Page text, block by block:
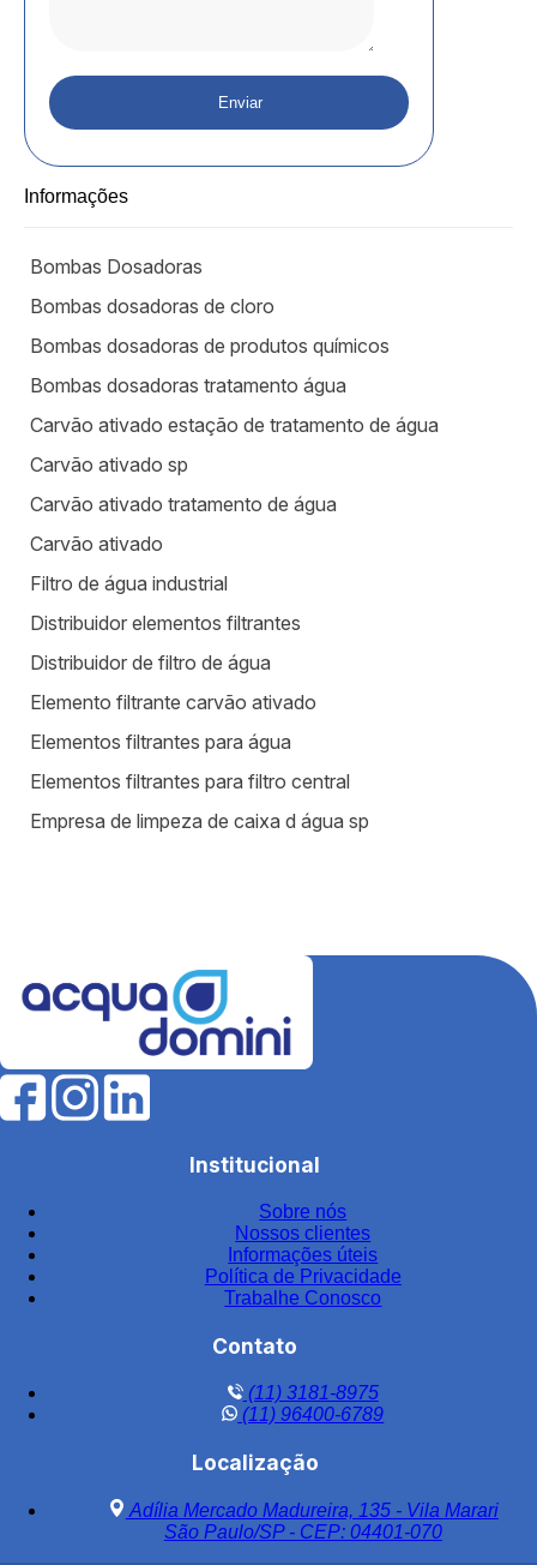
Informações
Bombas Dosadoras
Bombas dosadoras de cloro
Bombas dosadoras de produtos químicos
Bombas dosadoras tratamento água
Carvão ativado estação de tratamento de água
Carvão ativado sp
Carvão ativado tratamento de água
Carvão ativado
Filtro de água industrial
Distribuidor elementos filtrantes
Distribuidor de filtro de água
Elemento filtrante carvão ativado
Elementos filtrantes para água
Elementos filtrantes para filtro central
Empresa de limpeza de caixa d água sp
Fábrica de filtros para tratamento de água
Fabricantes de elementos filtrantes
Filtro de água para indústria
Filtro de água industrial
Filtro de carvão ativado para água
Filtro de carvão ativado industrial
Filtro de carvão ativado para tratamento de água
Filtro de carvão preço
Filtro central de água
Filtro central de água em aço inox
Filtro central de água inox
Filtro central de água potável aço inox
Institucional
Sobre nós
Nossos clientes
Informações úteis
Política de Privacidade
Trabalhe Conosco
Contato
(11) 3181-8975
(11) 96400-6789
Localização
Adília Mercado Madureira, 135 - Vila Marari
São Paulo/SP - CEP: 04401-070